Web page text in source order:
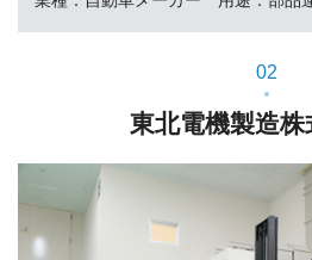
02
東北電機製造株